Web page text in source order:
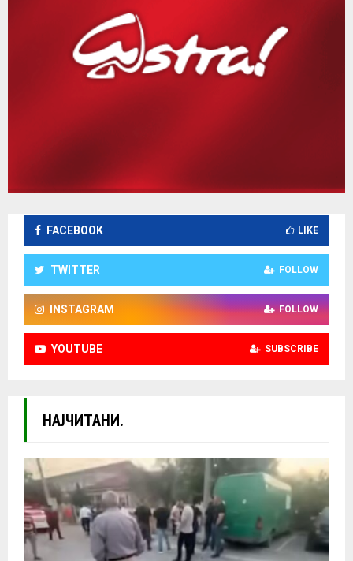
FACEBOOK LIKE
TWITTER FOLLOW
INSTAGRAM FOLLOW
YOUTUBE SUBSCRIBE
НАЈЧИТАНИ.